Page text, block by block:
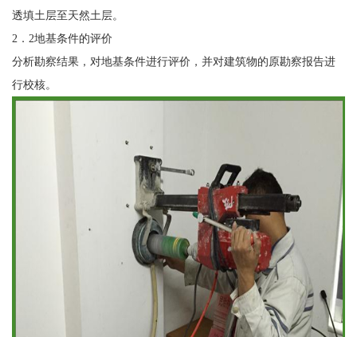
透填土层至天然土层。
2．2地基条件的评价
分析勘察结果，对地基条件进行评价，并对建筑物的原勘察报告进
行校核。